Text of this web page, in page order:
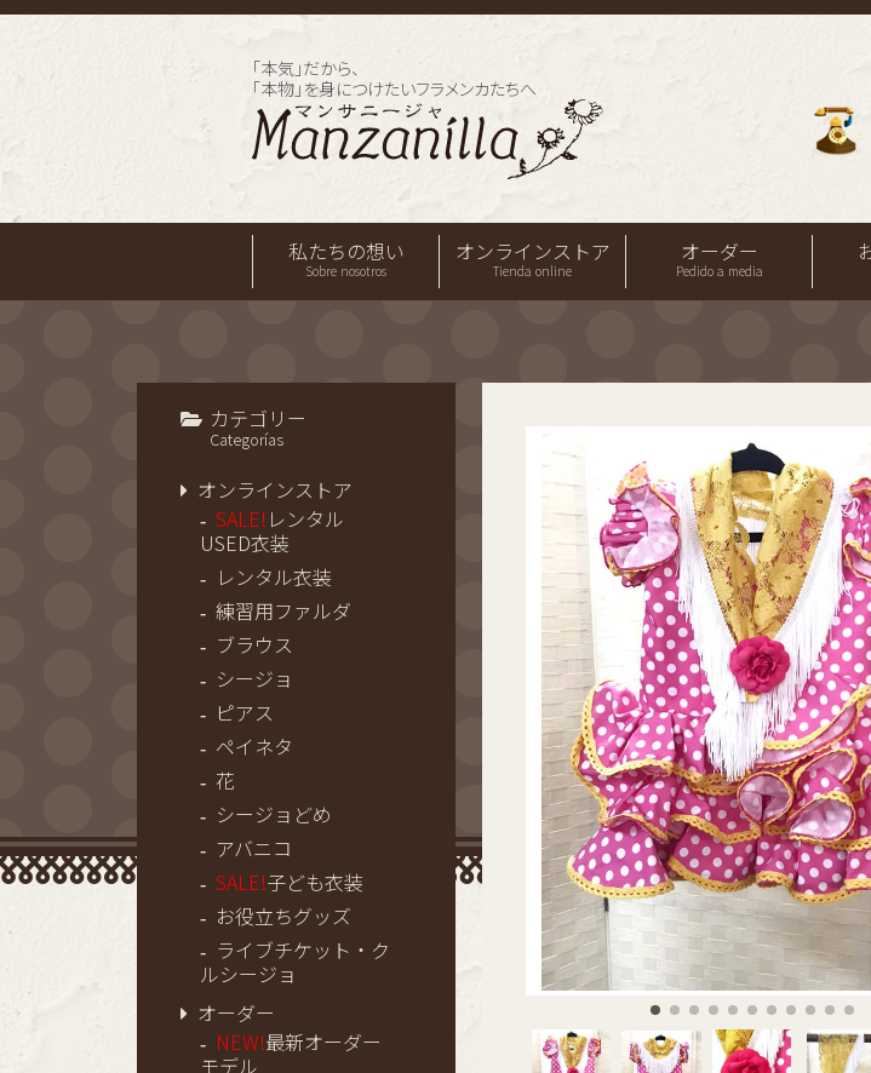
「本気」だから、
「本物」を身につけたいフラメンカたちへ
私たちの想い
Sobre nosotros
オンラインストア
Tienda online
オーダー
Pedido a media
カテゴリー
Categorías
オンラインストア
SALE! レンタル
USED衣装
レンタル衣装
練習用ファルダ
ブラウス
シージョ
ピアス
ペイネタ
花
シージョどめ
アバニコ
SALE!子ども衣装
お役立ちグッズ
ライブチケット・ク
ルシージョ
オーダー
NEW!最新オーダー
モデル